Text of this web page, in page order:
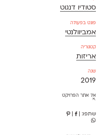
סטודיו דנגוט
פונט בפעולה
אמביוולנטי
קטגוריה
אריזות
שנה
2019
אל אתר הפרויקט
⇱
שתפו: |